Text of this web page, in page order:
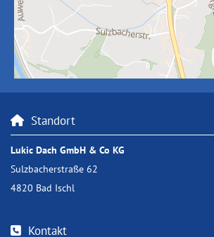
 Standort
Lukic Dach GmbH & Co KG
Sulzbacherstraße 62
4820 Bad Ischl
 Kontakt